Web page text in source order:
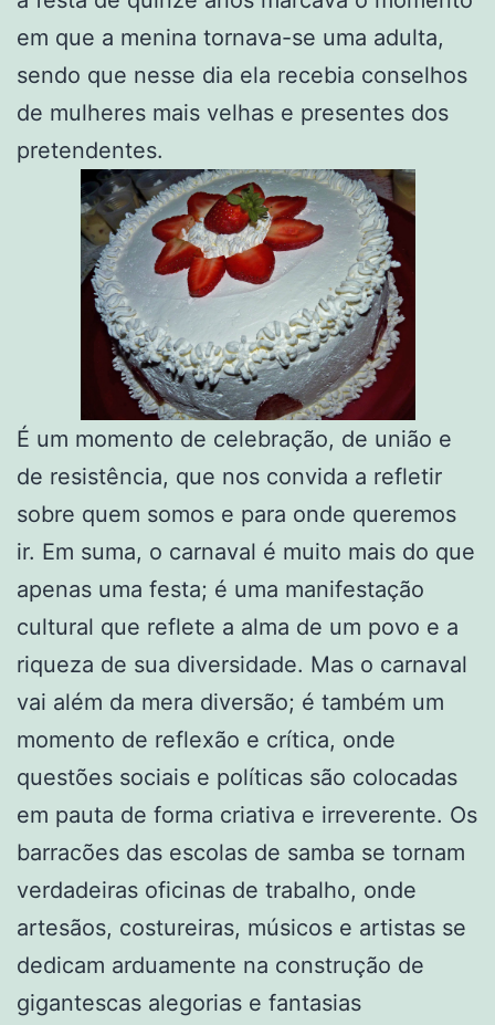
em que a menina tornava-se uma adulta,
sendo que nesse dia ela recebia conselhos
de mulheres mais velhas e presentes dos
pretendentes.
É um momento de celebração, de união e
de resistência, que nos convida a refletir
sobre quem somos e para onde queremos
ir. Em suma, o carnaval é muito mais do que
apenas uma festa; é uma manifestação
cultural que reflete a alma de um povo e a
riqueza de sua diversidade. Mas o carnaval
vai além da mera diversão; é também um
momento de reflexão e crítica, onde
questões sociais e políticas são colocadas
em pauta de forma criativa e irreverente. Os
barracões das escolas de samba se tornam
verdadeiras oficinas de trabalho, onde
artesãos, costureiras, músicos e artistas se
dedicam arduamente na construção de
gigantescas alegorias e fantasias